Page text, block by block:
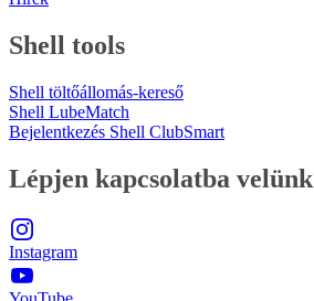
Shell tools
Shell töltőállomás-kereső
Shell LubeMatch
Bejelentkezés Shell ClubSmart
Lépjen kapcsolatba velünk
Instagram